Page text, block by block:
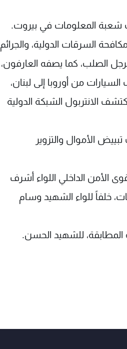
شعبة المعلومات في بيروت.
السرقات الدولية، والجرائم
الصلب، كما يصفه العارفون،
من أوروبا إلى لبنان،
الانتربول الشبكة الدولية
الأموال والتزوير
الأمن الداخلي اللواء أشرف
خلفاً للواء الشهيد وسام
للشهيد الحسن.